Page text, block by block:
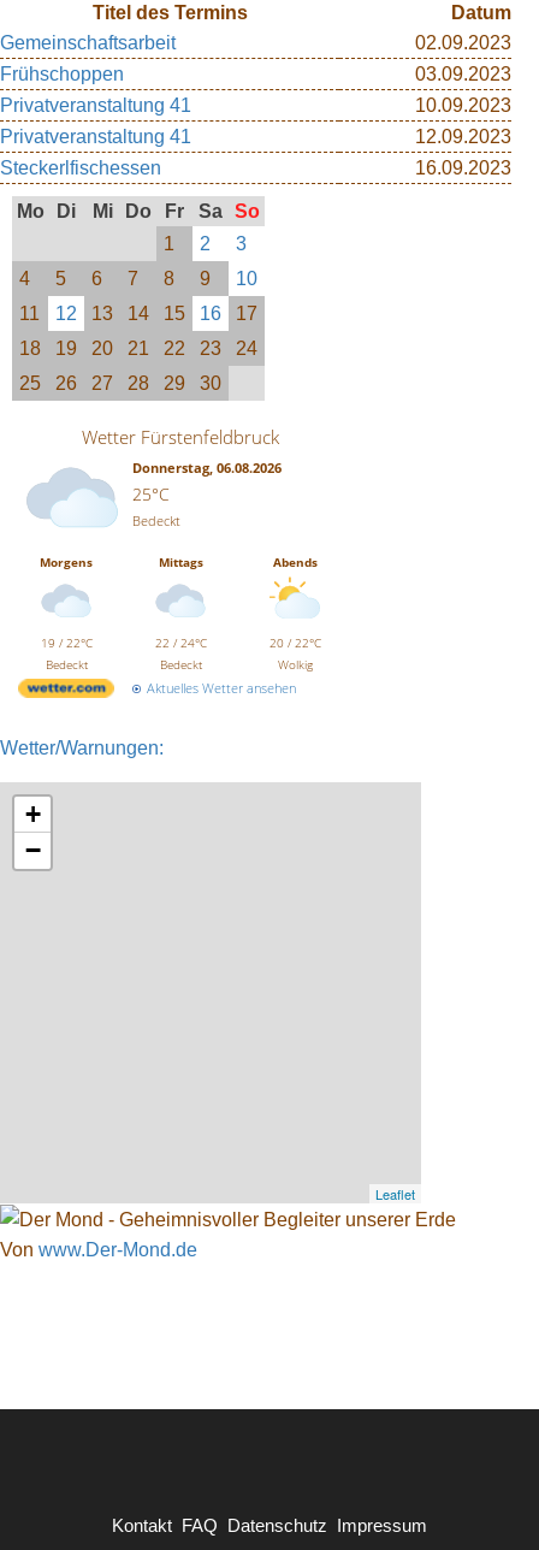
Titel des Termins
Datum
Gemeinschaftsarbeit
02.09.2023
Frühschoppen
03.09.2023
Privatveranstaltung 41
10.09.2023
Privatveranstaltung 41
12.09.2023
Steckerlfischessen
16.09.2023
Mo Di Mi Do Fr Sa So
1
2
3
4
5 6 7 8 9
10
11
12 13 14 15 16
17
18
19 20 21 22 23
24
25
26 27 28 29 30
Wetter Fürstenfeldbruck
Donnerstag, 06.08.2026
25°C
Bedeckt
Morgens
19 / 22°C
Bedeckt
Mittags
22 / 24°C
Bedeckt
Abends
20 / 22°C
Wolkig
Aktuelles Wetter ansehen
Wetter/Warnungen:
+
−
Leaflet
Von www.Der-Mond.de
Kontakt FAQ Datenschutz Impressum